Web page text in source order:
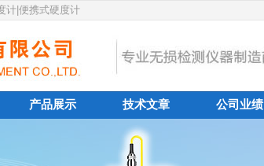
计|便携式硬度计
产品展示 技术文章 公司业绩